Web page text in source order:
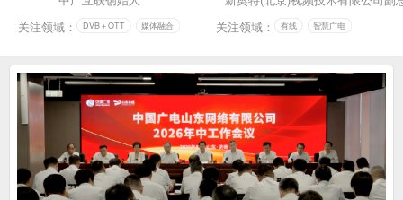
关注领域：
DVB＋OTT 媒体融合
关注领域：
有线 智慧广电